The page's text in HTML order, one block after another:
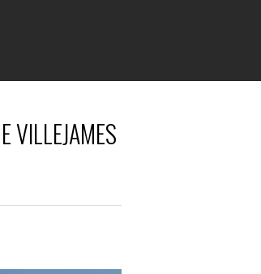
VILLEJAMES